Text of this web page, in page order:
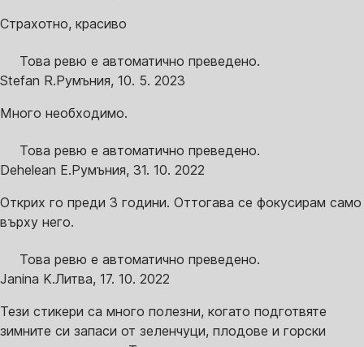
Страхотно, красиво
Това ревю е автоматично преведено.
Stefan R.Румъния, 10. 5. 2023
Много необходимо.
Това ревю е автоматично преведено.
Dehelean E.Румъния, 31. 10. 2022
Открих го преди 3 години. Оттогава се фокусирам само
върху него.
Това ревю е автоматично преведено.
Janina K.Литва, 17. 10. 2022
Тези стикери са много полезни, когато подготвяте
зимните си запаси от зеленчуци, плодове и горски